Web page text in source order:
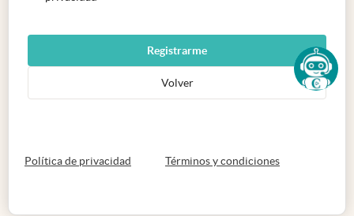
Registrarme
Volver
Política de privacidad abre en nueva pestaña
Términos y condicionesabre en nueva